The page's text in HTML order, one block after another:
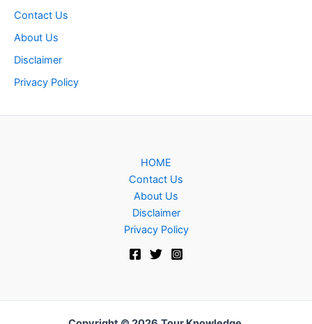
Contact Us
About Us
Disclaimer
Privacy Policy
HOME
Contact Us
About Us
Disclaimer
Privacy Policy